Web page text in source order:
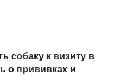
собаку к визиту в
о прививках и